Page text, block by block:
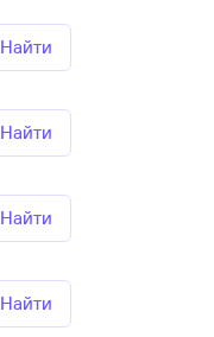
Найти
Найти
Найти
Найти